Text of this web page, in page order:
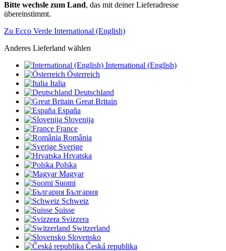
Bitte wechsle zum Land, das mit deiner Lieferadresse
übereinstimmt.
Zu Ecco Verde International (English)
Anderes Lieferland wählen
International (English)
Österreich
Italia
Deutschland
Great Britain
España
Slovenija
France
România
Sverige
Hrvatska
Polska
Magyar
Suomi
България
Schweiz
Suisse
Svizzera
Switzerland
Slovensko
Česká republika